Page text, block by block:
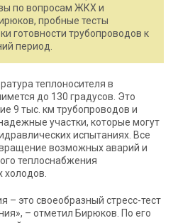
по вопросам ЖКХ и
пробные тесты
готовности трубопроводов к
период.
теплоносителя в
до 130 градусов. Это
9 тыс. км трубопроводов и
участки, которые могут
испытаниях. Все
возможных аварий и
теплоснабжения
холодов.
– это своеобразный стресс-тест
– отметил Бирюков. По его